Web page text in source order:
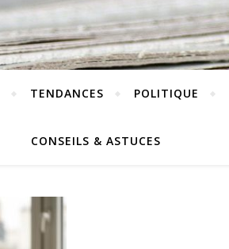
TENDANCES POLITIQUE
CONSEILS & ASTUCES